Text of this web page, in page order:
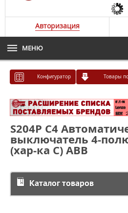
Авторизация
МЕНЮ
Конфигуратор Товары
S204P C4
выключатель 4-
(хар-ка C) ABB
Каталог товаров